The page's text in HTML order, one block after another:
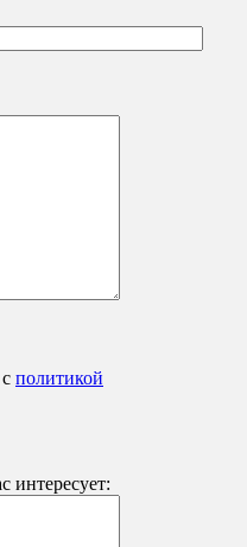
политикой
интересует: